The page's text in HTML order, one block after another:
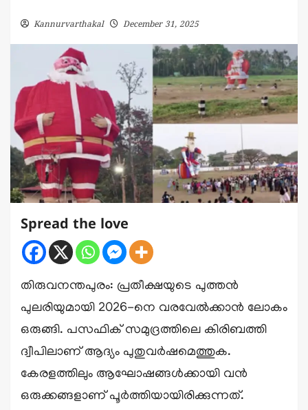
Kannurvarthakal December 31, 2025
Spread the love
തിരുവനന്തപുരം: പ്രതീക്ഷയുടെ പുത്തൻ
പുലരിയുമായി 2026-നെ വരവേൽക്കാൻ ലോകം
ഒരുങ്ങി. പസഫിക് സമുദ്രത്തിലെ കിരിബത്തി
ദ്വീപിലാണ് ആദ്യം പുതുവർഷമെത്തുക.
കേരളത്തിലും ആഘോഷങ്ങൾക്കായി വൻ
ഒരുക്കങ്ങളാണ് പൂർത്തിയായിരിക്കുന്നത്.